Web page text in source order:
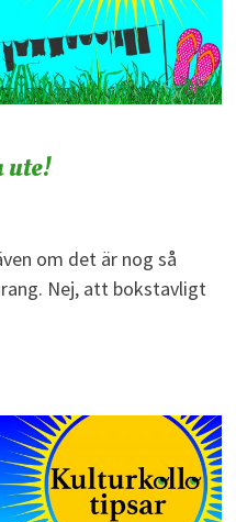
ute!
om det är nog så
Nej, att bokstavligt